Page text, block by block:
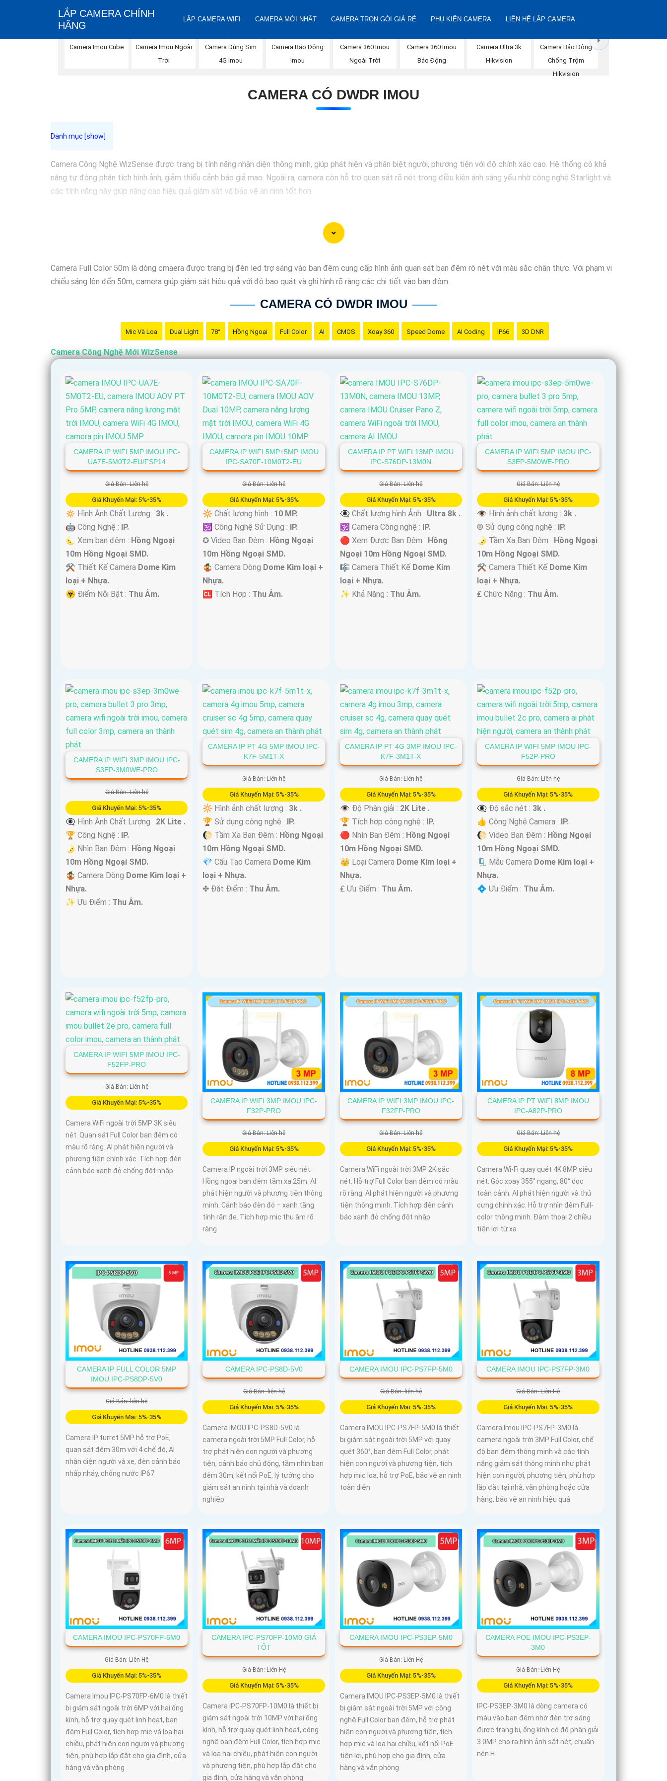
LẮP CAMERA CHÍNH
HÃNG
LẮP CAMERA WIFI CAMERA MỚI NHẤT CAMERA TRỌN GÓI GIÁ RẺ PHỤ KIỆN CAMERA LIÊN HỆ LẮP CAMERA
Camera Imou Cube
Camera Imou Ngoài
Trời
Camera Dùng Sim
4G Imou
Camera Báo Động
Imou
Camera 360 Imou
Ngoài Trời
Camera 360 Imou
Báo Động
Camera Ultra 3k
Hikvision
Camera Báo Động
Chống Trộm
Hikvision
CAMERA CÓ DWDR IMOU
Camera Công Nghệ WizSense được trang bị tính năng nhận diện thông minh, giúp phát hiện và phân biệt người, phương tiện với độ chính xác cao. Hệ thống có khả
năng tự động phân tích hình ảnh, giảm thiểu cảnh báo giả mạo. Ngoài ra, camera còn hỗ trợ quan sát rõ nét trong điều kiện ánh sáng yếu nhờ công nghệ Starlight và
các tính năng này giúp nâng cao hiệu quả giám sát và bảo vệ an ninh tốt hơn.
Camera Full Color 50m là dòng cmaera được trang bị đèn led trợ sáng vào ban đêm cung cấp hình ảnh quan sát ban đêm rõ nét với màu sắc chân thực. Với phạm vi
chiếu sáng lên đến 50m, camera giúp giám sát hiệu quả với độ bao quát và ghi hình rõ ràng các chi tiết vào ban đêm.
CAMERA CÓ DWDR IMOU
Mic Và Loa Dual Light 78° Hồng Ngoại Full Color AI CMOS Xoay 360 Speed Dome AI Coding IP66 3D DNR
Camera Công Nghệ Mới WizSense
CAMERA IP WIFI 5MP IMOU IPC-
UA7E-5M0T2-EU/FSP14
Giá Bán: Liên hệ
Giá Khuyến Mại: 5%-35%
🔅 Hình Ành Chất Lượng : 3k .
🤖️ Công Nghệ : IP.
🌜 Xem ban đêm : Hồng Ngoại
10m Hồng Ngoại SMD.
⚒ Thiết Kế Camera Dome Kim
loại + Nhựa.
️☣️ Điểm Nỗi Bật : Thu Âm.
CAMERA IP WIFI 5MP+5MP IMOU
IPC-SA70F-10M0T2-EU
Giá Bán: Liên hệ
Giá Khuyến Mại: 5%-35%
🔆 Chất lượng hình : 10 MP.
🕉️ Công Nghệ Sử Dụng : IP.
✪ Video Ban Đêm : Hồng Ngoại
10m Hồng Ngoại SMD.
🤹 Camera Dòng Dome Kim loại +
Nhựa.
️🆑 Tích Hợp : Thu Âm.
CAMERA IP PT WIFI 13MP IMOU
IPC-S76DP-13M0N
Giá Bán: Liên hệ
Giá Khuyến Mại: 5%-35%
👁️‍🗨 Chất lượng hình Ảnh : Ultra 8k .
🕉️ Camera Công nghệ : IP.
🔴 Xem Được Ban Đêm : Hồng
Ngoại 10m Hồng Ngoại SMD.
🎼️ Camera Thiết Kế Dome Kim
loại + Nhựa.
️✨ Khả Năng : Thu Âm.
CAMERA IP WIFI 5MP IMOU IPC-
S3EP-5M0WE-PRO
Giá Bán: Liên hệ
Giá Khuyến Mại: 5%-35%
👁 Hình ảnh chất lượng : 3k .
®️ Sử dụng công nghệ : IP.
🌛 Tầm Xa Ban Đêm : Hồng Ngoại
10m Hồng Ngoại SMD.
⚒ Camera Thiết Kế Dome Kim
loại + Nhựa.
️₤ Chức Năng : Thu Âm.
CAMERA IP WIFI 3MP IMOU IPC-
S3EP-3M0WE-PRO
Giá Bán: Liên hệ
Giá Khuyến Mại: 5%-35%
👁️‍🗨 Hình Ành Chất Lượng : 2K Lite .
🏆 Công Nghệ : IP.
🌛 Nhìn Ban Đêm : Hồng Ngoại
10m Hồng Ngoại SMD.
🤹 Camera Dòng Dome Kim loại +
Nhựa.
️✨ Ưu Điểm : Thu Âm.
CAMERA IP PT 4G 5MP IMOU IPC-
K7F-5M1T-X
Giá Bán: Liên hệ
Giá Khuyến Mại: 5%-35%
🔆 Hình ảnh chất lượng : 3k .
🏆 Sử dụng công nghệ : IP.
🌔 Tầm Xa Ban Đêm : Hồng Ngoại
10m Hồng Ngoại SMD.
💎 Cấu Tạo Camera Dome Kim
loại + Nhựa.
️✤ Đặt Điểm : Thu Âm.
CAMERA IP PT 4G 3MP IMOU IPC-
K7F-3M1T-X
Giá Bán: Liên hệ
Giá Khuyến Mại: 5%-35%
👁 Độ Phân giải : 2K Lite .
🏆 Tích hợp công nghệ : IP.
🔴 Nhìn Ban Đêm : Hồng Ngoại
10m Hồng Ngoại SMD.
👑 Loại Camera Dome Kim loại +
Nhựa.
️₤ Ưu Điểm : Thu Âm.
CAMERA IP WIFI 5MP IMOU IPC-
F52P-PRO
Giá Bán: Liên hệ
Giá Khuyến Mại: 5%-35%
👁️‍🗨 Độ sắc nét : 3k .
👍 Công Nghệ Camera : IP.
🌔 Video Ban Đêm : Hồng Ngoại
10m Hồng Ngoại SMD.
🗜️ Mẫu Camera Dome Kim loại +
Nhựa.
️💠 Ưu Điểm : Thu Âm.
CAMERA IP WIFI 5MP IMOU IPC-
F52FP-PRO
Giá Bán: Liên hệ
Giá Khuyến Mại: 5%-35%
Camera WiFi ngoài trời 5MP 3K siêu
nét. Quan sát Full Color ban đêm có
màu rõ ràng. AI phát hiện người và
phương tiện chính xác. Tích hợp đèn
cảnh báo xanh đỏ chống đột nhập
CAMERA IP WIFI 3MP IMOU IPC-
F32P-PRO
Giá Bán: Liên hệ
Giá Khuyến Mại: 5%-35%
Camera IP ngoài trời 3MP siêu nét.
Hồng ngoại ban đêm tầm xa 25m. AI
phát hiện người và phương tiện thông
minh. Cảnh báo đèn đỏ – xanh tăng
tính răn đe. Tích hợp mic thu âm rõ
ràng
CAMERA IP WIFI 3MP IMOU IPC-
F32FP-PRO
Giá Bán: Liên hệ
Giá Khuyến Mại: 5%-35%
Camera WiFi ngoài trời 3MP 2K sắc
nét. Hỗ trợ Full Color ban đêm có màu
rõ ràng. AI phát hiện người và phương
tiện thông minh. Tích hợp đèn cảnh
báo xanh đỏ chống đột nhập
CAMERA IP PT WIFI 8MP IMOU
IPC-A82P-PRO
Giá Bán: Liên hệ
Giá Khuyến Mại: 5%-35%
Camera Wi-Fi quay quét 4K 8MP siêu
nét. Góc xoay 355° ngang, 80° dọc
toàn cảnh. AI phát hiện người và thú
cưng chính xác. Hỗ trợ nhìn đêm Full-
color thông minh. Đàm thoại 2 chiều
tiện lợi từ xa
CAMERA IP FULL COLOR 5MP
IMOU IPC-PS8DP-5V0
Giá Bán: liên hệ
Giá Khuyến Mại: 5%-35%
Camera IP turret 5MP hỗ trợ PoE,
quan sát đêm 30m với 4 chế độ, AI
nhận diện người và xe, đèn cảnh báo
nhấp nháy, chống nước IP67
CAMERA IPC-PS8D-5V0
Giá Bán: liên hệ
Giá Khuyến Mại: 5%-35%
Camera IMOU IPC-PS8D-5V0 là
camera ngoài trời 5MP Full Color, hỗ
trợ phát hiện con người và phương
tiện, cảnh báo chủ động, tầm nhìn ban
đêm 30m, kết nối PoE, lý tưởng cho
giám sát an ninh tại nhà và doanh
nghiệp
CAMERA IMOU IPC-PS7FP-5M0
Giá Bán: liên hệ
Giá Khuyến Mại: 5%-35%
Camera IMOU IPC-PS7FP-5M0 là thiết
bị giám sát ngoài trời 5MP với quay
quét 360°, ban đêm Full Color, phát
hiện con người và phương tiện, tích
hợp mic loa, hỗ trợ PoE, bảo vệ an ninh
toàn diện
CAMERA IMOU IPC-PS7FP-3M0
Giá Bán: Liên Hệ
Giá Khuyến Mại: 5%-35%
Camera Imou IPC-PS7FP-3M0 là
camera ngoài trời 3MP Full Color, chế
độ ban đêm thông minh và các tính
năng giám sát thông minh như phát
hiện con người, phương tiện, phù hợp
lắp đặt tại nhà, văn phòng hoặc cửa
hàng, bảo vệ an ninh hiệu quả
CAMERA IMOU IPC-PS70FP-6M0
Giá Bán: Liên Hệ
Giá Khuyến Mại: 5%-35%
Camera Imou IPC-PS70FP-6M0 là thiết
bị giám sát ngoài trời 6MP với hai ống
kính, hỗ trợ quay quét linh hoạt, ban
đêm Full Color, tích hợp mic và loa hai
chiều, phát hiện con người và phương
tiện, phù hợp lắp đặt cho gia đình, cửa
hàng và văn phòng
CAMERA IPC-PS70FP-10M0 GIÁ
TỐT
Giá Bán: Liên Hệ
Giá Khuyến Mại: 5%-35%
Camera IPC-PS70FP-10M0 là thiết bị
giám sát ngoài trời 10MP với hai ống
kính, hỗ trợ quay quét linh hoạt, công
nghệ ban đêm Full Color, tích hợp mic
và loa hai chiều, phát hiện con người
và phương tiện, phù hợp lắp đặt cho
gia đình, cửa hàng và văn phòng
CAMERA IMOU IPC-PS3EP-5M0
Giá Bán: Liên Hệ
Giá Khuyến Mại: 5%-35%
Camera IMOU IPC-PS3EP-5M0 là thiết
bị giám sát ngoài trời 5MP với công
nghệ Full Color ban đêm, hỗ trợ phát
hiện con người và phương tiện, tích
hợp mic và loa hai chiều, kết nối PoE
tiện lợi, phù hợp cho gia đình, cửa
hàng và văn phòng
CAMERA POE IMOU IPC-PS3EP-
3M0
Giá Bán: Liên Hệ
Giá Khuyến Mại: 5%-35%
IPC-PS3EP-3M0 là dòng camera có
màu vào ban đêm nhờ đèn trợ sáng
được trang bị, ống kính có độ phân giải
3.0MP cho ra hình ảnh sắt nét, chuẩn
nén H